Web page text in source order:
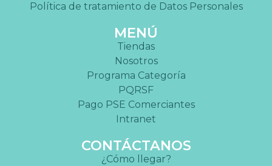
Política de tratamiento de Datos Personales
MENÚ
Tiendas
Nosotros
Programa Categoría
PQRSF
Pago PSE Comerciantes
Intranet
CONTÁCTANOS
¿Cómo llegar?